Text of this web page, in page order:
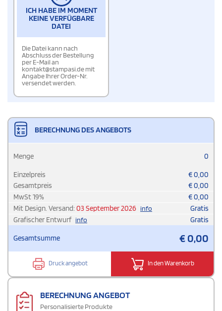
ICH HABE IM MOMENT
KEINE VERFÜGBARE
DATEI
Die Datei kann nach
Abschluss der Bestellung
per E-Mail an
kontakt@stampasi.de mit
Angabe Ihrer Order-Nr.
versendet werden.
BERECHNUNG DES ANGEBOTS
Menge 0
Einzelpreis €0,00
Gesamtpreis
€0,00
MwSt19% €0,00
Mit Design. Versand: 03 September 2026 info
Gratis
Grafischer Entwurf info Gratis
Gesamtsumme €0,00
Druck angebot In den Warenkorb
BERECHNUNG ANGEBOT
Personalisierte Produkte